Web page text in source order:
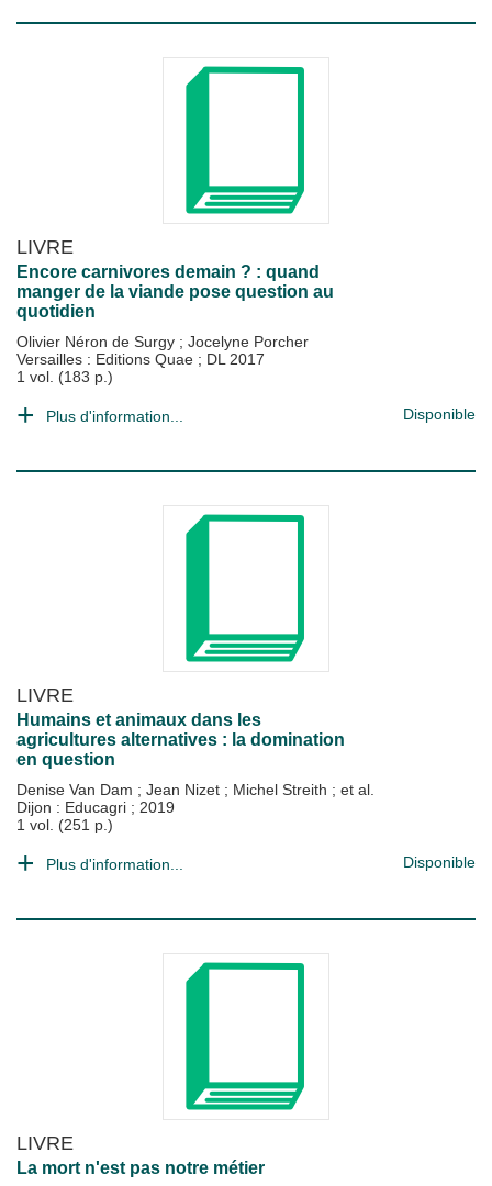
LIVRE
Encore carnivores demain ? : quand
manger de la viande pose question au
quotidien
Olivier Néron de Surgy ; Jocelyne Porcher
Versailles : Editions Quae ; DL 2017
1 vol. (183 p.)
Plus d'information... Disponible
LIVRE
Humains et animaux dans les
agricultures alternatives : la domination
en question
Denise Van Dam ; Jean Nizet ; Michel Streith ; et al.
Dijon : Educagri ; 2019
1 vol. (251 p.)
Plus d'information... Disponible
LIVRE
La mort n'est pas notre métier